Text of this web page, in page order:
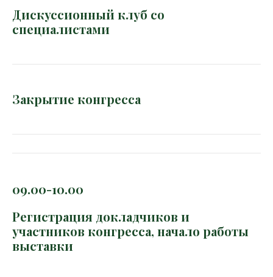
Дискуссионный клуб со
специалистами
Закрытие конгресса
09.00-10.00
Регистрация докладчиков и
участников конгресса, начало работы
выставки